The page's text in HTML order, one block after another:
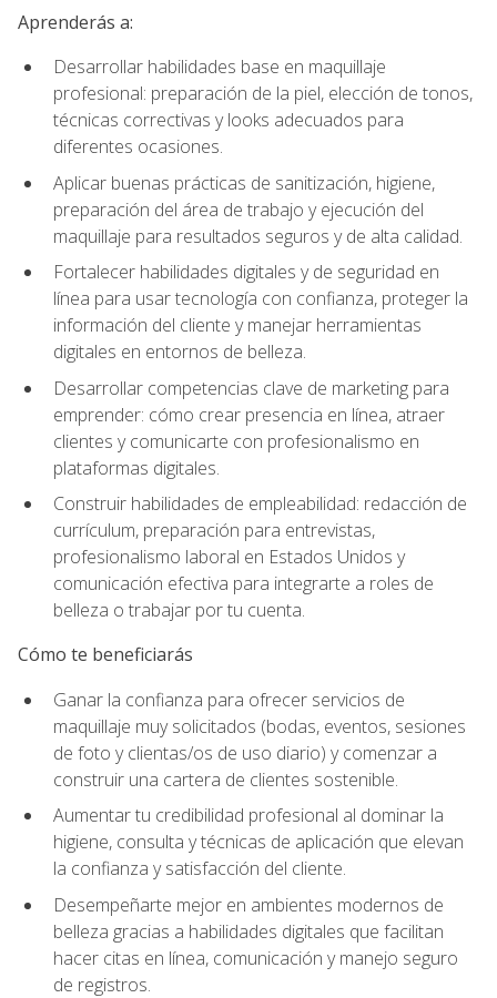
Aprenderás a:
Desarrollar habilidades base en maquillaje
profesional: preparación de la piel, elección de tonos,
técnicas correctivas y looks adecuados para
diferentes ocasiones.
Aplicar buenas prácticas de sanitización, higiene,
preparación del área de trabajo y ejecución del
maquillaje para resultados seguros y de alta calidad.
Fortalecer habilidades digitales y de seguridad en
línea para usar tecnología con confianza, proteger la
información del cliente y manejar herramientas
digitales en entornos de belleza.
Desarrollar competencias clave de marketing para
emprender: cómo crear presencia en línea, atraer
clientes y comunicarte con profesionalismo en
plataformas digitales.
Construir habilidades de empleabilidad: redacción de
currículum, preparación para entrevistas,
profesionalismo laboral en Estados Unidos y
comunicación efectiva para integrarte a roles de
belleza o trabajar por tu cuenta.
Cómo te beneficiarás
Ganar la confianza para ofrecer servicios de
maquillaje muy solicitados (bodas, eventos, sesiones
de foto y clientas/os de uso diario) y comenzar a
construir una cartera de clientes sostenible.
Aumentar tu credibilidad profesional al dominar la
higiene, consulta y técnicas de aplicación que elevan
la confianza y satisfacción del cliente.
Desempeñarte mejor en ambientes modernos de
belleza gracias a habilidades digitales que facilitan
hacer citas en línea, comunicación y manejo seguro
de registros.